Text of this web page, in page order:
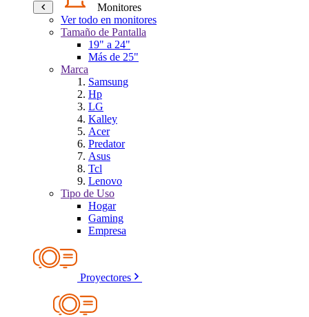
Monitores
Ver todo en monitores
Tamaño de Pantalla
19" a 24"
Más de 25"
Marca
Samsung
Hp
LG
Kalley
Acer
Predator
Asus
Tcl
Lenovo
Tipo de Uso
Hogar
Gaming
Empresa
Proyectores